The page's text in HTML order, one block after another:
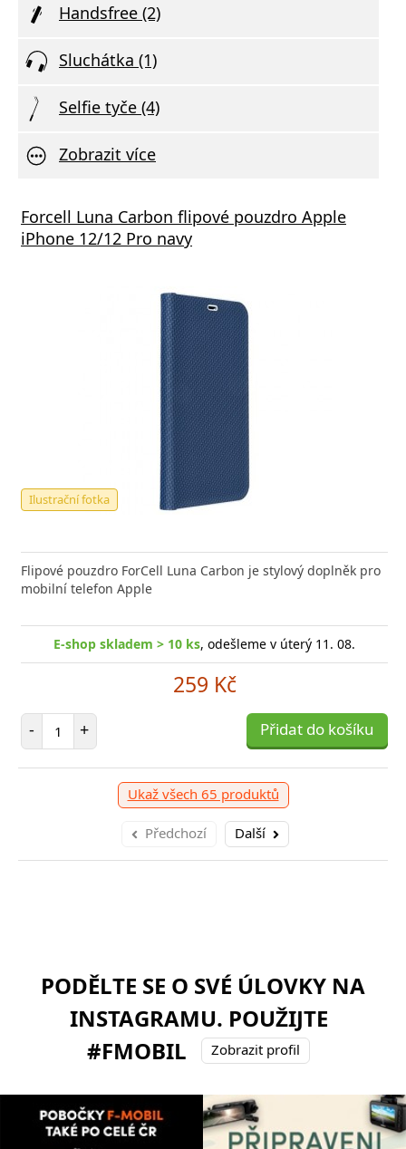
Handsfree (2)
Sluchátka (1)
Selfie tyče (4)
Zobrazit více
Forcell Luna Carbon flipové pouzdro Apple
iPhone 12/12 Pro navy
Ilustrační fotka
Flipové pouzdro ForCell Luna Carbon je stylový doplněk pro
mobilní telefon Apple
E-shop skladem > 10 ks, odešleme v úterý 11. 08.
259 Kč
- Počet položek
+ Přidat do košíku
Ukaž všech 65 produktů
Předchozí Další
PODĚLTE SE O SVÉ ÚLOVKY NA
INSTAGRAMU. POUŽIJTE
#FMOBIL
Zobrazit profil